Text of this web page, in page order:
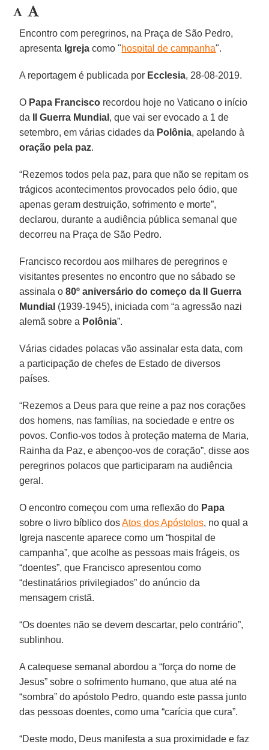
Encontro com peregrinos, na Praça de São Pedro,
apresenta Igreja como "hospital de campanha".
A reportagem é publicada por Ecclesia, 28-08-2019.
O Papa Francisco recordou hoje no Vaticano o início
da
II Guerra Mundial , que vai ser evocado a 1 de
setembro, em várias cidades da Polônia, apelando à
oração pela paz.
“Rezemos todos pela paz, para que não se repitam os
trágicos acontecimentos provocados pelo ódio, que
apenas geram destruição, sofrimento e morte”,
declarou, durante a audiência pública semanal que
decorreu na Praça de São Pedro.
Francisco recordou aos milhares de peregrinos e
visitantes presentes no encontro que no sábado se
assinala o80º aniversário do começo da II Guerra
Mundial (1939-1945), iniciada com “a agressão nazi
alemã sobre a Polônia”.
Várias cidades polacas vão assinalar esta data, com
a participação de chefes de Estado de diversos
países.
“Rezemos a Deus para que reine a paz nos corações
dos homens, nas famílias, na sociedade e entre os
povos. Confio-vos todos à proteção materna de Maria,
Rainha da Paz, e abençoo-vos de coração”, disse aos
peregrinos polacos que participaram na audiência
geral.
O encontro começou com uma reflexão do Papa
sobre o livro bíblico dosAtos dos Apóstolos, no qual a
Igreja nascente aparece como um “hospital de
campanha”, que acolhe as pessoas mais frágeis, os
“doentes”, que Francisco apresentou como
“destinatários privilegiados” do anúncio da
mensagem cristã.
“Os doentes não se devem descartar, pelo contrário”,
sublinhou.
A catequese semanal abordou a “força do nome de
Jesus” sobre o sofrimento humano, que atua até na
“sombra” do apóstolo Pedro, quando este passa junto
das pessoas doentes, como uma “carícia que cura”.
“Deste modo, Deus manifesta a sua proximidade e faz